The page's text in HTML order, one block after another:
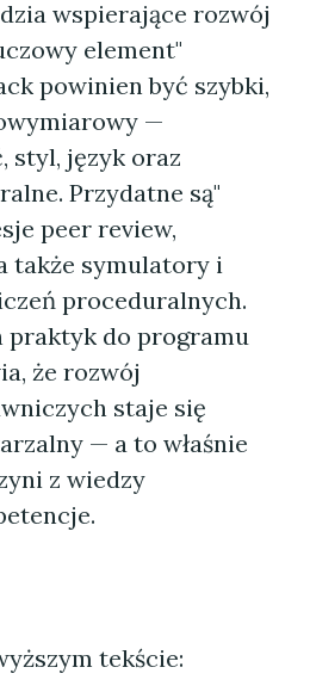
wspierające rozwój
element"
powinien być szybki,
—
styl, język oraz
Przydatne są"
peer review,
także symulatory i
proceduralnych.
praktyk do programu
że rozwój
staje się
— a to właśnie
z wiedzy
tekście: